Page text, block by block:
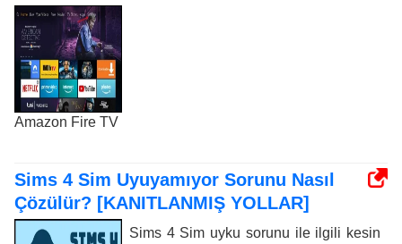
Amazon Fire TV
Sims 4 Sim Uyuyamıyor Sorunu Nasıl
Çözülür? [KANITLANMIŞ YOLLAR]
Sims 4 Sim uyku sorunu ile ilgili kesin